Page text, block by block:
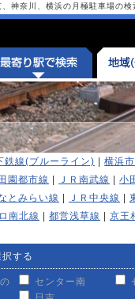
神奈川、横浜の月極駐車場の
鉄線(ブルーライン) 横浜
園都市線 ＪＲ南武線 小
とみらい線 ＪＲ中央線
南北線 都営浅草線 京王
する
センター南